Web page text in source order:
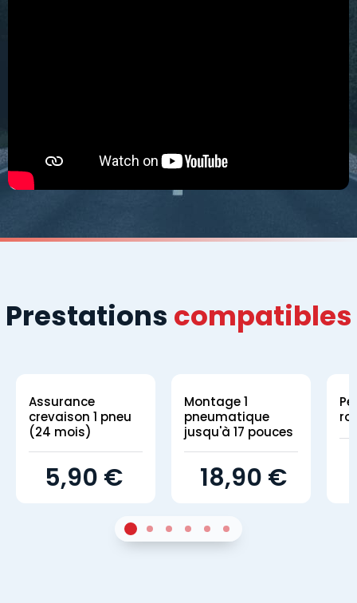
Prestations compatibles
Assurance
crevaison 1 pneu
(24 mois)
5,90 €
Montage 1
pneumatique
jusqu'à 17 pouces
18,90 €
Sur 42Sur 43Sur 44Sur 45Sur 46Sur 4